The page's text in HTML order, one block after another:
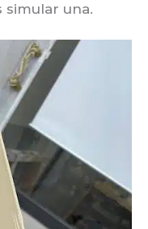
simular una.